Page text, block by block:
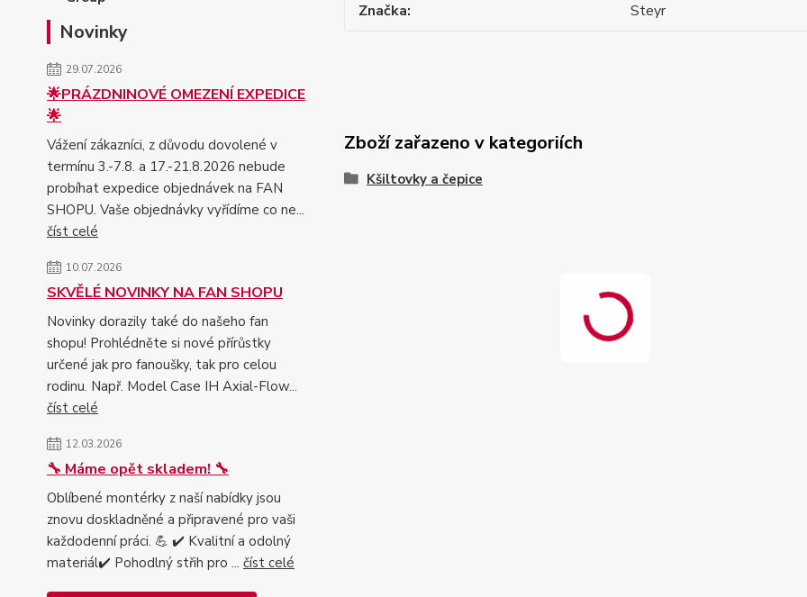
Novinky
29.07.2026
🌟PRÁZDNINOVÉ OMEZENÍ EXPEDICE
🌟
Vážení zákazníci, z důvodu dovolené v
termínu 3.-7.8. a 17.-21.8.2026 nebude
probíhat expedice objednávek na FAN
SHOPU. Vaše objednávky vyřídíme co ne...
číst celé
10.07.2026
SKVĚLÉ NOVINKY NA FAN SHOPU
Novinky dorazily také do našeho fan
shopu! Prohlédněte si nové přírůstky
určené jak pro fanoušky, tak pro celou
rodinu. Např. Model Case IH Axial-Flow...
číst celé
12.03.2026
🔧 Máme opět skladem! 🔧
Oblíbené montérky z naší nabídky jsou
znovu doskladněné a připravené pro vaši
každodenní práci. 💪 ✔️ Kvalitní a odolný
materiál✔️ Pohodlný střih pro ... číst celé
Značka Steyr
Zboží zařazeno v kategoriích
Kšiltovky a čepice